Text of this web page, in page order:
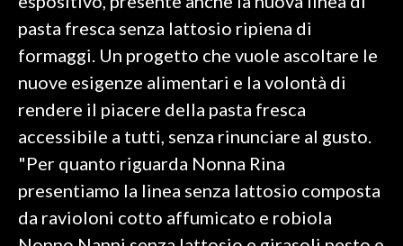
3 MINUTI CON
INFO AZIENDE
ANNUNCI
NECROLOGI
pasta fresca senza lattosio ripiena di
formaggi. Un progetto che vuole ascoltare le
nuove esigenze alimentari e la volontà di
rendere il piacere della pasta fresca
accessibile a tutti, senza rinunciare al gusto.
"Per quanto riguarda Nonna Rina
presentiamo la linea senza lattosio composta
da ravioloni cotto affumicato e robiola